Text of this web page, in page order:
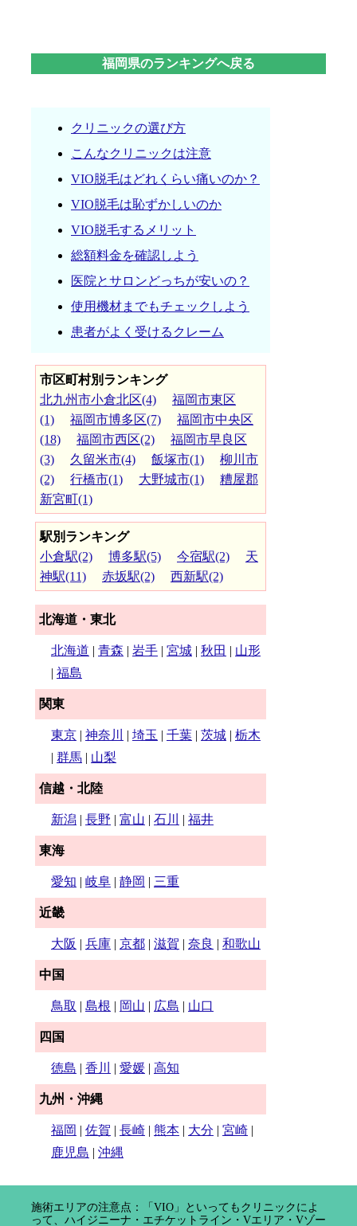
福岡県のランキングへ戻る
クリニックの選び方
こんなクリニックは注意
VIO脱毛はどれくらい痛いのか？
VIO脱毛は恥ずかしいのか
VIO脱毛するメリット
総額料金を確認しよう
医院とサロンどっちが安いの？
使用機材までもチェックしよう
患者がよく受けるクレーム
市区町村別ランキング
北九州市小倉北区(4)
福岡市東区
(1)
福岡市博多区(7)
福岡市中央区
(18)
福岡市西区(2)
福岡市早良区
(3)
久留米市(4) 飯塚市(1)
柳川市
(2)
行橋市(1) 大野城市(1)
糟屋郡
新宮町(1)
駅別ランキング
小倉駅(2)
博多駅(5) 今宿駅(2)
天
神駅(11)
赤坂駅(2) 西新駅(2)
北海道・東北
北海道 | 青森 | 岩手 | 宮城 | 秋田 | 山形
| 福島
関東
東京 | 神奈川 | 埼玉 | 千葉 | 茨城 | 栃木
| 群馬 | 山梨
信越・北陸
新潟 | 長野 | 富山 | 石川 | 福井
東海
愛知 | 岐阜 | 静岡 | 三重
近畿
大阪 | 兵庫 | 京都 | 滋賀 | 奈良 | 和歌山
中国
鳥取 | 島根 | 岡山 | 広島 | 山口
四国
徳島 | 香川 | 愛媛 | 高知
九州・沖縄
福岡 | 佐賀 | 長崎 | 熊本 | 大分 | 宮崎 |
鹿児島 | 沖縄
施術エリアの注意点：「VIO」といってもクリニックによ
って、ハイジニーナ・エチケットライン・Vエリア・Vゾー